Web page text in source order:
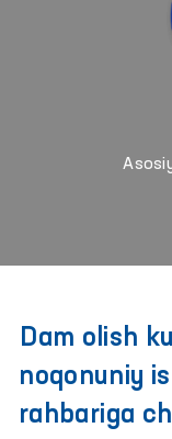
Dam olish
noqonuniy
rahbariga